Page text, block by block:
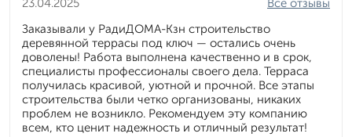
23.04.2025
Все отзывы
Заказывали у РадиДОМА-Кзн строительство
деревянной террасы под ключ — остались очень
доволены! Работа выполнена качественно и в срок,
специалисты профессионалы своего дела. Терраса
получилась красивой, уютной и прочной. Все этапы
строительства были четко организованы, никаких
проблем не возникло. Рекомендуем эту компанию
всем, кто ценит надежность и отличный результат!